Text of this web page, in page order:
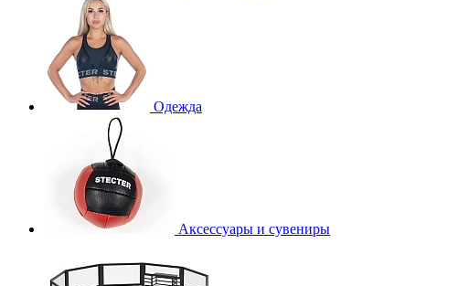
Одежда
Аксессуары и сувениры